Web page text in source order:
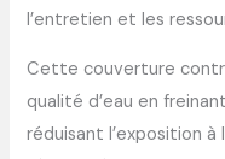
l’entretien et les
Cette couverture
qualité d’eau en
réduisant l’exposition